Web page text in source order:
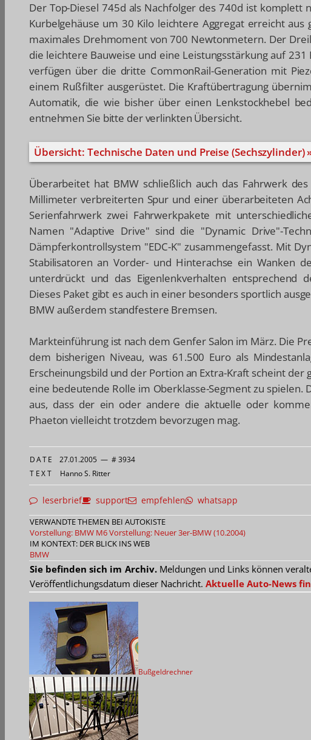
Der Top-Diesel 745d als Nachfolger des 740d ist komplett
Kurbelgehäuse um 30 Kilo leichtere Aggregat erreicht
maximales Drehmoment von 700 Newtonmetern. Der
die leichtere Bauweise und eine Leistungsstärkung auf
verfügen über die dritte CommonRail-Generation mit
einem Rußfilter ausgerüstet. Die Kraftübertragung
Automatik, die wie bisher über einen Lenkstockhebel
entnehmen Sie bitte der verlinkten Übersicht.
Übersicht: Technische Daten und Preise (Sechszylinder)
Überarbeitet hat BMW schließlich auch das Fahrwerk
Millimeter verbreiterten Spur und einer überarbeiteten
Serienfahrwerk zwei Fahrwerkpakete mit
Namen "Adaptive Drive" sind die "Dynamic Drive"-
Dämpferkontrollsystem "EDC-K" zusammengefasst. Mit
Stabilisatoren an Vorder- und Hinterachse ein Wanken
unterdrückt und das Eigenlenkverhalten entsprechend
Dieses Paket gibt es auch in einer besonders sportlich
BMW außerdem standfestere Bremsen.
Markteinführung ist nach dem Genfer Salon im März. Die
dem bisherigen Niveau, was 61.500 Euro als
Erscheinungsbild und der Portion an Extra-Kraft scheint
eine bedeutende Rolle im Oberklasse-Segment zu spielen.
aus, dass der ein oder andere die aktuelle oder
Phaeton vielleicht trotzdem bevorzugen mag.
DATE 27.01.2005 — # 3934
TEXT Hanno S. Ritter
leserbrief support empfehlen whatsapp
VERWANDTE THEMEN BEI AUTOKISTE
Vorstellung: BMW M6Vorstellung: Neuer 3er-BMW (10.2004)
IM KONTEXT: DER BLICK INS WEB
BMW
Sie befinden sich im Archiv.Meldungen und Links können
Veröffentlichungsdatum dieser Nachricht. Aktuelle Auto-News
Bußgeldrechner